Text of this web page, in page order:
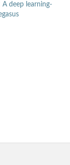
A deep learning-